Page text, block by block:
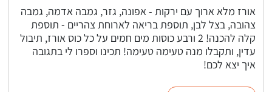
אורז מלא ארוך עם ירקות - אפונה, גזר, גמבה אדמה, גמבה
צהובה, בצל לבן, תוספת בריאה לארוחת צהריים - תוספת
קלה להכנה! 2 ורבע כוסות מים חמים על כל כוס אורז, תיבול
עדין, ותקבלו מנה טעימה טעימה! תכינו וספרו לי בתגובה
איך יצא לכם!